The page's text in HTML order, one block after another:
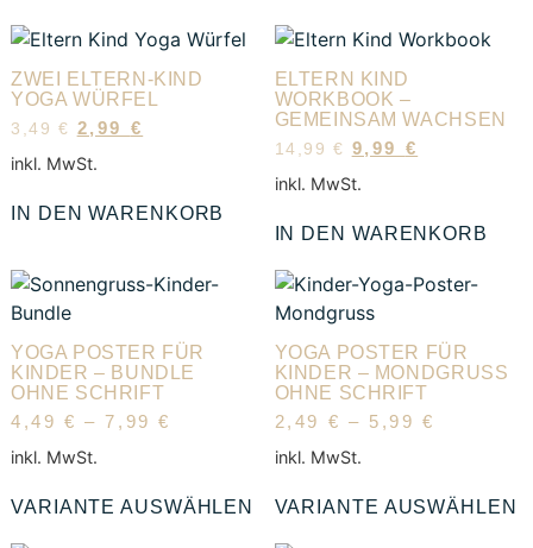
ZWEI ELTERN-KIND
YOGA WÜRFEL
3,49 € 2,99 €
inkl. MwSt.
IN DEN WARENKORB
ELTERN KIND
WORKBOOK –
GEMEINSAM WACHSEN
14,99 € 9,99 €
inkl. MwSt.
IN DEN WARENKORB
YOGA POSTER FÜR
KINDER – BUNDLE
OHNE SCHRIFT
4,49 € –7,99€
inkl. MwSt.
VARIANTE AUSWÄHLEN
YOGA POSTER FÜR
KINDER – MONDGRUSS O
HNE SCHRIFT
2,49 € – 5,99 €
inkl. MwSt.
VARIANTE AUSWÄHLEN